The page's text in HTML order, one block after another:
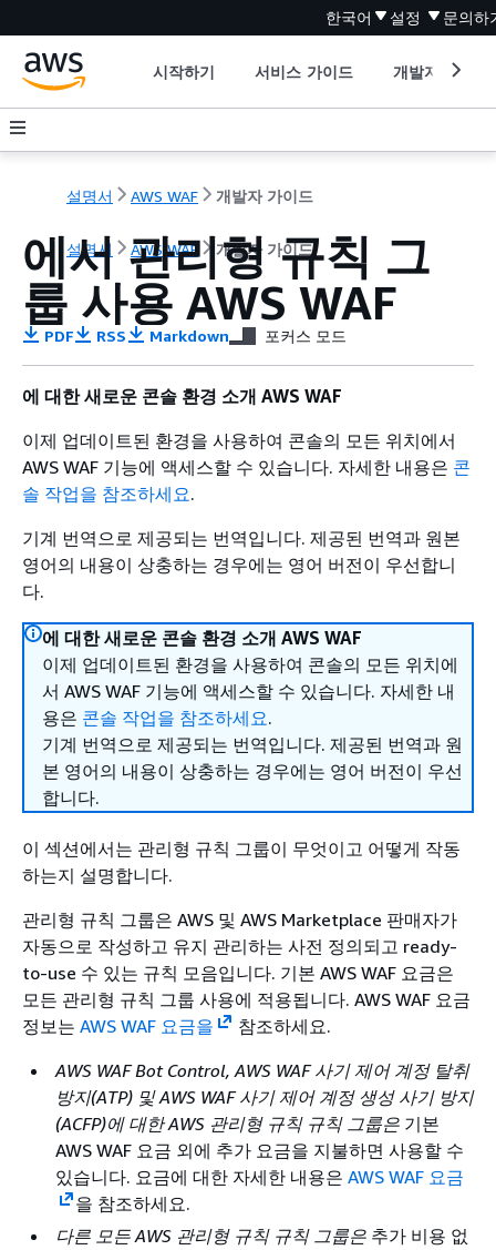
한국어 설정 문의하
시작하기 서비스 가이드 개발자 도구
설명서 AWS WAF 개발자 가이드
설명서 AWS WAF 개발자 가이드
에서 관리형 규칙 그
룹 사용 AWS WAF
PDF RSS Markdown 포커스 모드
에 대한 새로운 콘솔 환경 소개 AWS WAF
이제 업데이트된 환경을 사용하여 콘솔의 모든 위치에서
AWS WAF 기능에 액세스할 수 있습니다. 자세한 내용은 콘
솔 작업을 참조하세요.
기계 번역으로 제공되는 번역입니다. 제공된 번역과 원본
영어의 내용이 상충하는 경우에는 영어 버전이 우선합니
다.
에 대한 새로운 콘솔 환경 소개 AWS WAF
이제 업데이트된 환경을 사용하여 콘솔의 모든 위치에
서 AWS WAF 기능에 액세스할 수 있습니다. 자세한 내
용은 콘솔 작업을 참조하세요.
기계 번역으로 제공되는 번역입니다. 제공된 번역과 원
본 영어의 내용이 상충하는 경우에는 영어 버전이 우선
합니다.
이 섹션에서는 관리형 규칙 그룹이 무엇이고 어떻게 작동
하는지 설명합니다.
관리형 규칙 그룹은 AWS 및 AWS Marketplace 판매자가
자동으로 작성하고 유지 관리하는 사전 정의되고 ready-
to-use 수 있는 규칙 모음입니다. 기본 AWS WAF 요금은
모든 관리형 규칙 그룹 사용에 적용됩니다. AWS WAF 요금
정보는 AWS WAF 요금을
참조하세요.
AWS WAF Bot Control, AWS WAF 사기 제어 계정 탈취
방지(ATP) 및 AWS WAF 사기 제어 계정 생성 사기 방지
(ACFP)에 대한 AWS 관리형 규칙 규칙 그룹은 기본
AWS WAF 요금 외에 추가 요금을 지불하면 사용할 수
있습니다. 요금에 대한 자세한 내용은 AWS WAF 요금
을 참조하세요.
다른 모든 AWS 관리형 규칙 규칙 그룹은 추가 비용 없